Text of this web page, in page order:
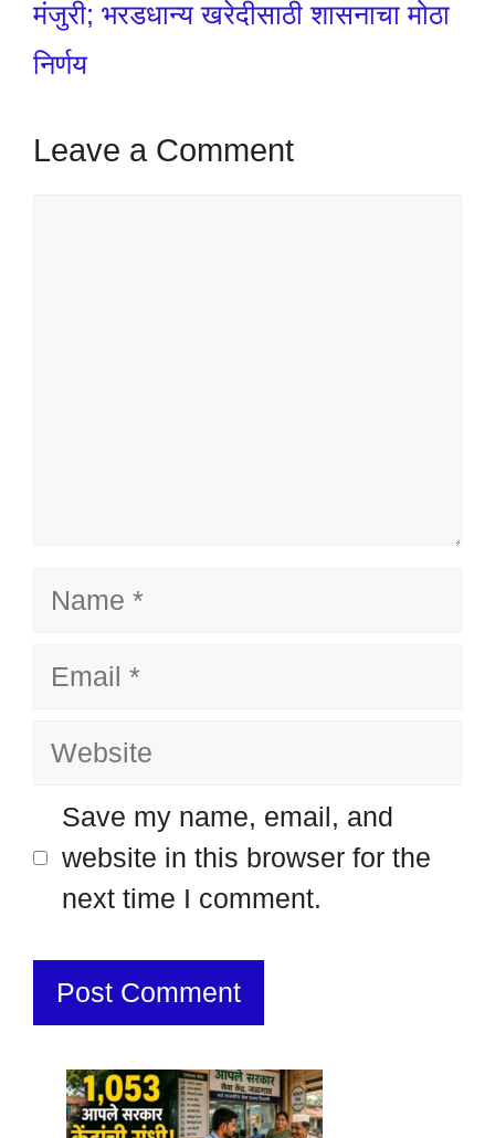
मंजुरी; भरडधान्य खरेदीसाठी शासनाचा मोठा
निर्णय
Leave a Comment
Name
Email
Website
Save my name, email, and
website in this browser for the
next time I comment.